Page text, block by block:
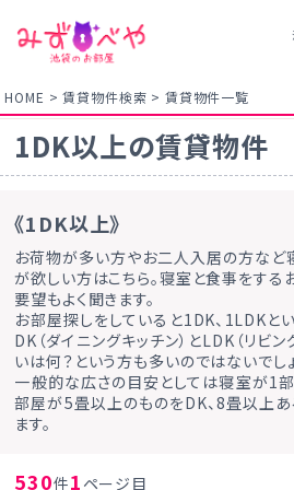
HOME 賃貸物件検索 賃貸物件一覧
1DK以上の賃貸物件
《1DK以上》
お荷物が多い方やお二人入居の方など
が欲しい方はこちら。寝室と食事をする
要望もよく聞きます。
お部屋探しをしていると1DK、1LDKと
DK（ダイニングキッチン）とLDK（リビ
いは何？という方も多いのではないでし
一般的な広さの目安としては寝室が1
部屋が5畳以上のものをDK、8畳以上
ます。
530件1 ページ目